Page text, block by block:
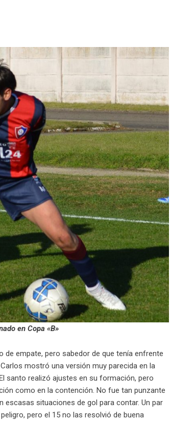
en Copa «B»
empate, pero sabedor de que tenía enfrente
mostró una versión muy parecida en la
santo realizó ajustes en su formación, pero
como en la contención. No fue tan punzante
escasas situaciones de gol para contar. Un par
pero el 15 no las resolvió de buena